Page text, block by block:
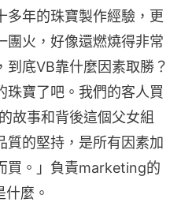
多年的珠寶製作經驗，更
團火，好像還燃燒得非常
到底VB靠什麼因素取勝？
珠寶了吧。我們的客人買
故事和背後這個父女組
質的堅持，是所有因素加
買。」負責marketing的
麼。